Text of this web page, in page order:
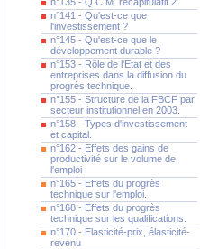
n°141 - Qu'est-ce que
l'investissement ?
n°145 - Qu'est-ce que le
développement durable ?
n°153 - Rôle de l'Etat et des
entreprises dans la diffusion du
progrès technique.
n°155 - Structure de la FBCF par
secteur institutionnel en 2003.
n°158 - Types d'investissement
et capital.
n°162 - Effets des gains de
productivité sur le volume de
l'emploi
n°165 - Effets du progrès
technique sur l'emploi.
n°168 - Effets du progrès
technique sur les qualifications.
n°170 - Elasticité-prix, élasticité-
revenu